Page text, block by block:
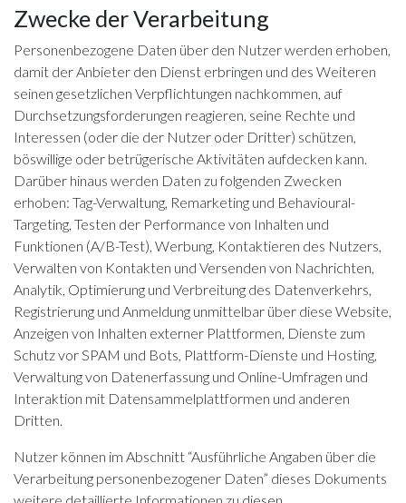
Zwecke der Verarbeitung
Personenbezogene Daten über den Nutzer werden erhoben,
damit der Anbieter den Dienst erbringen und des Weiteren
seinen gesetzlichen Verpflichtungen nachkommen, auf
Durchsetzungsforderungen reagieren, seine Rechte und
Interessen (oder die der Nutzer oder Dritter) schützen,
böswillige oder betrügerische Aktivitäten aufdecken kann.
Darüber hinaus werden Daten zu folgenden Zwecken
erhoben: Tag-Verwaltung, Remarketing und Behavioural-
Targeting, Testen der Performance von Inhalten und
Funktionen (A/B-Test), Werbung, Kontaktieren des Nutzers,
Verwalten von Kontakten und Versenden von Nachrichten,
Analytik, Optimierung und Verbreitung des Datenverkehrs,
Registrierung und Anmeldung unmittelbar über diese Website,
Anzeigen von Inhalten externer Plattformen, Dienste zum
Schutz vor SPAM und Bots, Plattform-Dienste und Hosting,
Verwaltung von Datenerfassung und Online-Umfragen und
Interaktion mit Datensammelplattformen und anderen
Dritten.
Nutzer können im Abschnitt “Ausführliche Angaben über die
Verarbeitung personenbezogener Daten” dieses Dokuments